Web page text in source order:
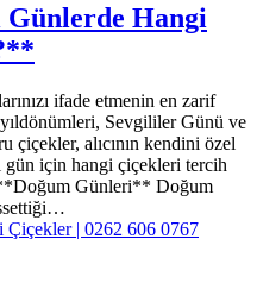
Hangi
ifade etmenin en zarif
Sevgililer Günü ve
çiçekler, alıcının kendini özel
gün için hangi çiçekleri tercih
Günleri** Doğum
Çiçekler | 0262 606 0767